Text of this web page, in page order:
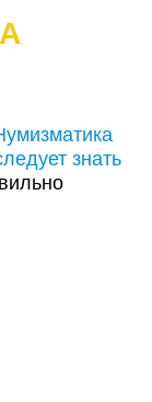
знать